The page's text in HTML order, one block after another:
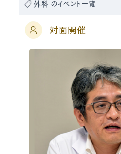
外科 のイベント一覧
対面開催